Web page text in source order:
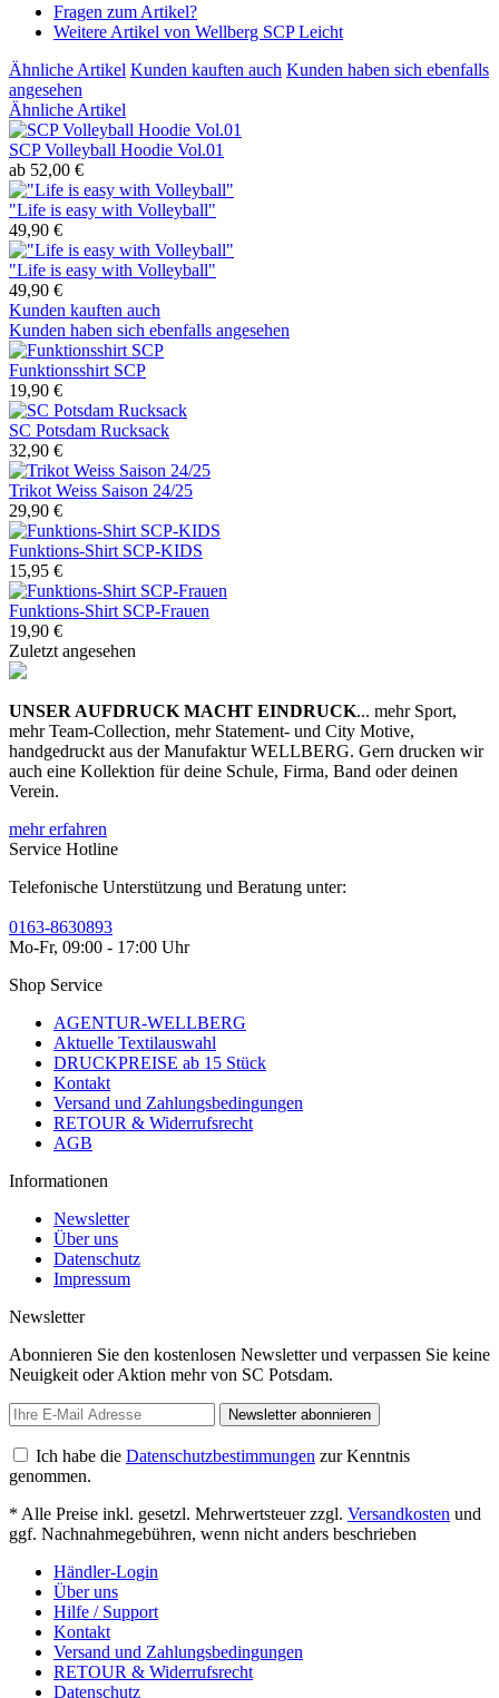
Fragen zum Artikel?
Weitere Artikel von Wellberg SCP Leicht
Ähnliche Artikel Kunden kauften auch Kunden haben sich ebenfalls
angesehen
Ähnliche Artikel
SCP Volleyball Hoodie Vol.01
ab 52,00 €
"Life is easy with Volleyball"
49,90 €
"Life is easy with Volleyball"
49,90 €
Kunden kauften auch
Kunden haben sich ebenfalls angesehen
Funktionsshirt SCP
19,90 €
SC Potsdam Rucksack
32,90 €
Trikot Weiss Saison 24/25
29,90 €
Funktions-Shirt SCP-KIDS
15,95 €
Funktions-Shirt SCP-Frauen
19,90 €
Zuletzt angesehen
UNSER AUFDRUCK MACHT EINDRUCK... mehr Sport,
mehr Team-Collection, mehr Statement- und City Motive,
handgedruckt aus der Manufaktur WELLBERG. Gern drucken wir
auch eine Kollektion für deine Schule, Firma, Band oder deinen
Verein.
mehr erfahren
Service Hotline
Telefonische Unterstützung und Beratung unter:
0163-8630893
Mo-Fr, 09:00 - 17:00 Uhr
Shop Service
AGENTUR-WELLBERG
Aktuelle Textilauswahl
DRUCKPREISE ab 15 Stück
Kontakt
Versand und Zahlungsbedingungen
RETOUR & Widerrufsrecht
AGB
Informationen
Newsletter
Über uns
Datenschutz
Impressum
Newsletter
Abonnieren Sie den kostenlosen Newsletter und verpassen Sie keine
Neuigkeit oder Aktion mehr von SC Potsdam.
Newsletter abonnieren
Ich habe die Datenschutzbestimmungen zur Kenntnis
genommen.
* Alle Preise inkl. gesetzl. Mehrwertsteuer zzgl. Versandkosten und
ggf. Nachnahmegebühren, wenn nicht anders beschrieben
Händler-Login
Über uns
Hilfe / Support
Kontakt
Versand und Zahlungsbedingungen
RETOUR & Widerrufsrecht
Datenschutz